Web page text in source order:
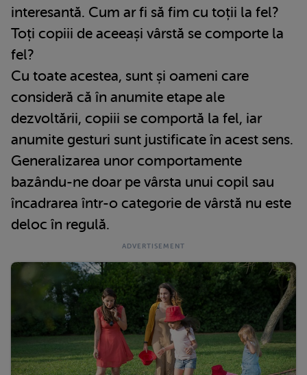
interesantă. Cum ar fi să fim cu toții la fel?
Toți copiii de aceeași vârstă se comporte la
fel?
Cu toate acestea, sunt și oameni care
consideră că în anumite etape ale
dezvoltării, copiii se comportă la fel, iar
anumite gesturi sunt justificate în acest sens.
Generalizarea unor comportamente
bazându-ne doar pe vârsta unui copil sau
încadrarea într-o categorie de vârstă nu este
deloc în regulă.